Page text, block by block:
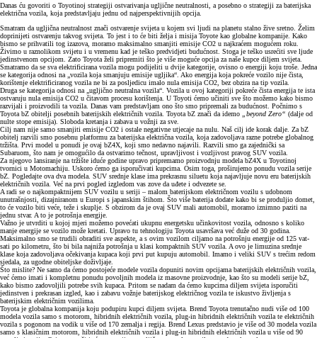
Danas ću govoriti o Toyotinoj strategiji ostvarivanja ugljične neutralnosti, a posebno o strategiji za baterijska
električna vozila, koja predstavljaju jednu od najperspektivnijih opcija.
Smatram da ugljična neutralnost znači ostvarenje svijeta u kojem svi ljudi na planetu stalno žive sretno. Želim
doprinijeti ostvarenju takvog svijeta. To jest i to će biti želja i misija Toyote kao globalne kompanije. Kako
bismo se prihvatili tog izazova, moramo maksimalno smanjiti emisije CO2 u najkraćem mogućem roku.
Živimo u raznolikom svijetu i u vremenu kad je teško predvidjeti budućnost. Stoga je teško usrećiti sve ljude
jedinstvenom opcijom. Zato Toyota želi pripremiti što je više moguće opcija za naše kupce diljem svijeta.
Smatramo da se sva elektrificirana vozila mogu podijeliti u dvije kategorije, ovisno o energiji koju troše. Jedna
se kategorija odnosi na „vozila koja smanjuju emisije ugljika“. Ako energija koja pokreće vozilo nije čista,
korištenje elektrificiranog vozila ne bi za posljedicu imalo nula emisija CO2, bez obzira na tip vozila.
Druga se kategorija odnosi na „ugljično neutralna vozila“. Vozila u ovoj kategoriji pokreće čista energija te ista
ostvaruju nula emisija CO2 u čitavom procesu korištenja. U Toyoti ćemo učiniti sve što možemo kako bismo
razvijali i proizvodili ta vozila. Danas vam predstavljam ono što smo pripremali za budućnost. Počnimo s
Toyota bZ obitelji posebnih baterijskih električnih vozila. Toyota bZ znači da idemo
„beyond Zero“ (dalje od
nulte stope emisija). Sloboda kretanja i zabava u vožnji za sve.
Cilj nam nije samo smanjiti emisije CO2 i ostale negativne utjecaje na nulu. Naš cilj ide korak dalje. Za bZ
obitelj razvili smo posebnu platformu za baterijska električna vozila, koja zadovoljava razne potrebe globalnog
tržišta. Prvi model u ponudi je ovaj bZ4X, koji smo nedavno najavili. Razvili smo ga zajednički sa
Subaruom, što nam je omogućilo da ostvarimo tečnost, upravljivost i vozljivost pravog SUV vozila.
Za njegovo lansiranje na tržište iduće godine upravo pripremamo proizvodnju modela bZ4X u Toyotinoj
tvornici u Motomachiju. Uskoro ćemo ga isporučivati kupcima. Osim toga, proširujemo ponudu vozila serije
bZ. Pogledajte ova dva modela. SUV srednje klase ima prekrasnu siluetu koja najavljuje novu eru baterijskih
električnih vozila. Već na prvi pogled izgledom vas zove da uđete i odvezete se.
A radi se o najkompaktnijem SUV vozilu u seriji – malom baterijskom električnom vozilu s udobnom
unutrašnjosti, dizajniranom u Europi s japanskim štihom. Što više baterija dodate kako bi se produljio domet,
to će vozilo biti veće, teže i skuplje. S obzirom da je ovaj SUV mali automobil, moramo iznimno paziti na
jednu stvar. A to je potrošnja energije.
Važno je utvrditi u kojoj mjeri možemo povećati ukupnu energetsku učinkovitost vozila, odnosno s koliko
manje energije se vozilo može kretati. Upravo tu tehnologiju Toyota usavršava već duže od 30 godina.
Maksimalno smo se trudili obraditi sve aspekte, a s ovim vozilom ciljamo na potrošnju energije od 125 vat-
sati po kilometru, što bi bila najniža potrošnja u klasi kompaktnih SUV vozila. A ovo je limuzina srednje
klase koja zadovoljava očekivanja kupaca koji prvi put kupuju automobil. Imamo i veliki SUV s trećim redom
sjedala, za ugodne obiteljske doživljaje.
Što mislite? Ne samo da ćemo postojeće modele vozila dopuniti novim opcijama baterijskih električnih vozila,
već ćemo imati i kompletnu ponudu povoljnih modela iz masovne proizvodnje, kao što su modeli serije bZ,
kako bismo zadovoljili potrebe svih kupaca. Pritom se nadam da ćemo kupcima diljem svijeta isporučiti
jedinstven i prekrasan izgled, kao i zabavu vožnje baterijskog električnog vozila te iskustvo življenja s
baterijskim električnim vozilima.
Toyota je globalna kompanija koju podupiru kupci diljem svijeta. Brend Toyota trenutačno nudi više od 100
modela vozila samo s motorom, hibridnih električnih vozila, plug-in hibridnih električnih vozila te električnih
vozila s pogonom na vodik u više od 170 zemalja i regija. Brend Lexus predstavio je više od 30 modela vozila
samo s klasičnim motorom, hibridnih električnih vozila i plug-in hibridnih električnih vozila u više od 90